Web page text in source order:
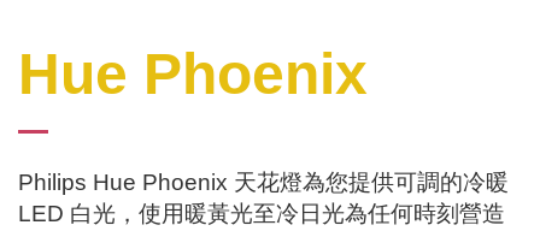
Hue Phoenix
Philips Hue Phoenix 天花燈為您提供可調的冷暖
LED 白光，使用暖黃光至冷日光為任何時刻營造